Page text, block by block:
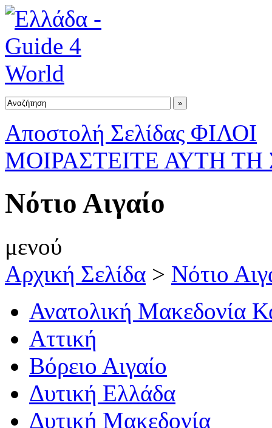
Αποστολή Σελίδας ΦΙΛΟΙ
ΜΟΙΡΑΣΤΕΙΤΕ ΑΥΤΗ ΤΗ
Νότιο Αιγαίο
μενού
Αρχική Σελίδα > Νότιο
Ανατολική Μακεδονία
Αττική
Βόρειο Αιγαίο
Δυτική Ελλάδα
Δυτική Μακεδονία